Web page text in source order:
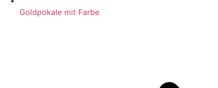
Goldpokale mit Farbe